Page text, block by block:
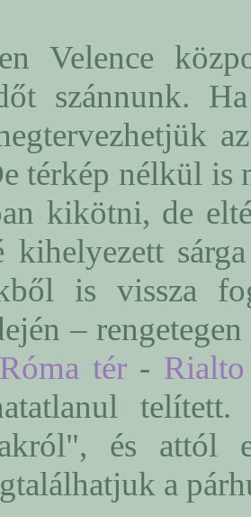
Velence
szánnunk.
térkép nélkül
kikötni, de
kihelyezett
is vissza
–
Róma tér- Rialto
és attól
a